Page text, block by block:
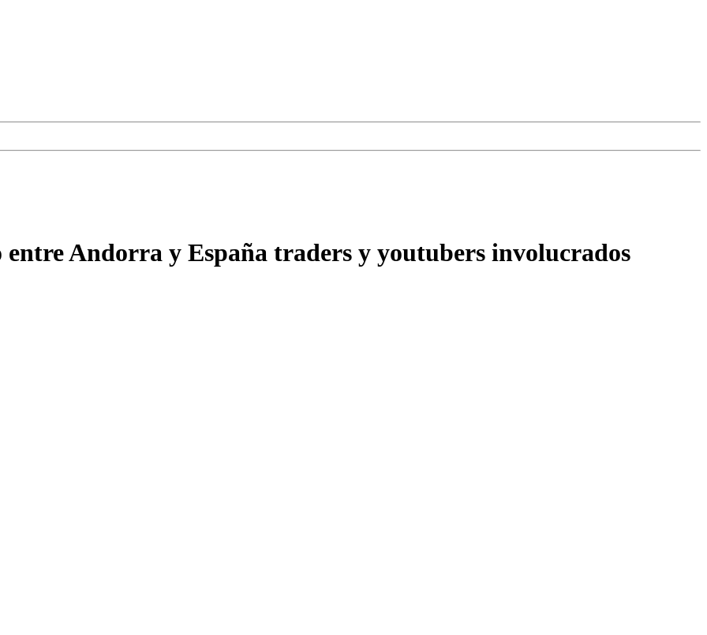
Andorra y España traders y youtubers involucrados